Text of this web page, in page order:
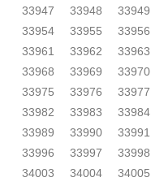
33947
33948 33949
33954
33955 33956
33961
33962 33963
33968
33969 33970
33975
33976 33977
33982
33983 33984
33989
33990 33991
33996
33997 33998
34003
34004 34005